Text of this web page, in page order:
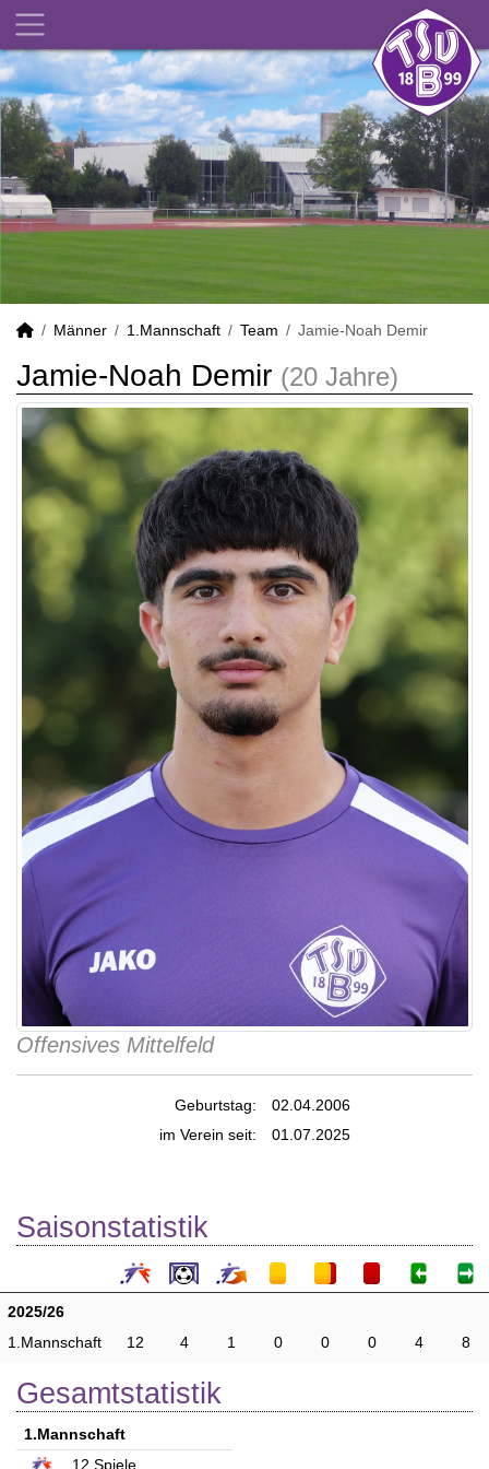
Männer 1.Mannschaft Team Jamie-Noah Demir
Jamie-Noah Demir (20 Jahre)
Offensives Mittelfeld
Geburtstag:
02.04.2006
im Verein seit:
01.07.2025
Saisonstatistik
2025/26
1.Mannschaft
12 4 1 0 0 0 4 8
Gesamtstatistik
1.Mannschaft
12 Spiele